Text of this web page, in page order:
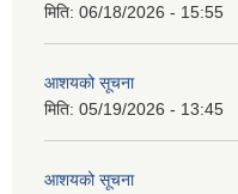
मिति: 06/18/2026 - 15:55
आशयको सूचना
मिति: 05/19/2026 - 13:45
आशयको सूचना